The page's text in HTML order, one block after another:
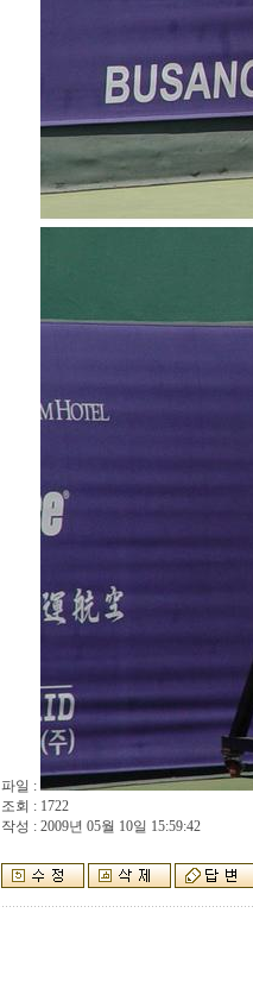
파일 :
조회 : 1722
작성 : 2009년 05월 10일 15:59:42